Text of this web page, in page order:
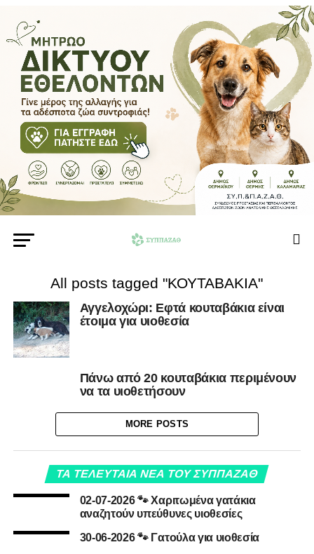
All posts tagged "ΚΟΥΤΑΒΑΚΙΑ"
Αγγελοχώρι: Εφτά κουταβάκια είναι
έτοιμα για υιοθεσία
Πάνω από 20 κουταβάκια περιμένουν
να τα υιοθετήσουν
MORE POSTS
ΤΑ ΤΕΛΕΥΤΑΙΑ ΝΕΑ ΤΟΥ ΣΥΠΠΑΖΑΘ
02-07-2026 🐾 Χαριτωμένα γατάκια
αναζητούν υπεύθυνες υιοθεσίες
30-06-2026 🐾 Γατούλα για υιοθεσία